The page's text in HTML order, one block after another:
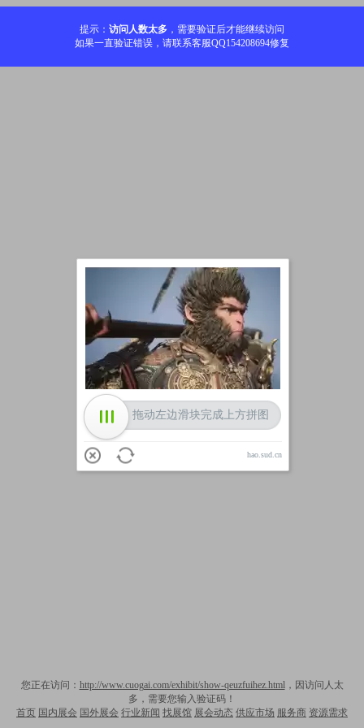
提示： 访问人数太多 ，需要验证后才能继续访问
如果一直验证错误，请联系客服QQ154208694修复
您正在访问： http://www.cuogai.com/exhibit/show-qeuzfuihez.html，因访问人太
多，需要您输入验证码！
首页 国内展会 国外展会 行业新闻 找展馆 展会动态 供应市场 服务商 资源需求
加载中
拖动左边滑块完成上方拼图
hao.sud.cn